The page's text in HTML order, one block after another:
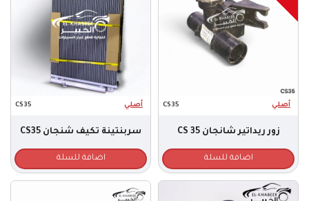
أصلي CS35
زور ريداتير شانجان CS 35
اضافة للسلة
أصلي CS35
سربنتينة تكيف شنجان CS35
اضافة للسلة